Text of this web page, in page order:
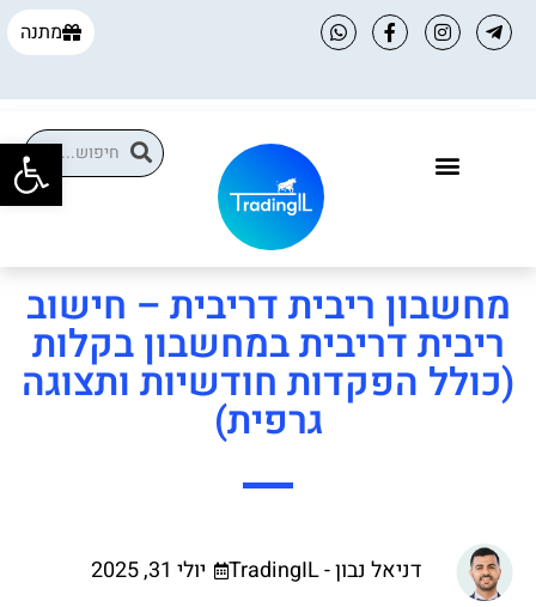
מתנה
מחשבון ריבית דריבית – חישוב
ריבית דריבית במחשבון בקלות
(כולל הפקדות חודשיות ותצוגה
גרפית)
דניאל נבון - TradingIL יולי 31, 2025